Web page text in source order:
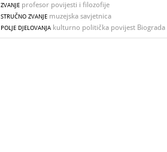
ZVANJE profesor povijesti i filozofije
STRUČNO ZVANJE muzejska savjetnica
POLJE DJELOVANJA kulturno politička povijest Biograda